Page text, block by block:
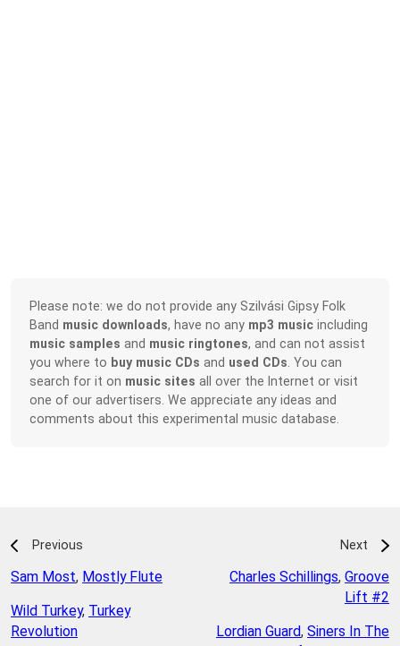
Please note: we do not provide any Szilvási Gipsy Folk
Band music downloads, have no any mp3 music including
music samples and music ringtones, and can not assist
you where to buy music CDs and used CDs . You can
search for it on music sites all over the Internet or visit
one of our advertisers. We appreciate any ideas and
comments about this experimental music database.
Previous
Sam Most, Mostly Flute
Wild Turkey, Turkey
Revolution
Next
Charles Schillings, Groove
Lift #2
Lordian Guard, Siners In The